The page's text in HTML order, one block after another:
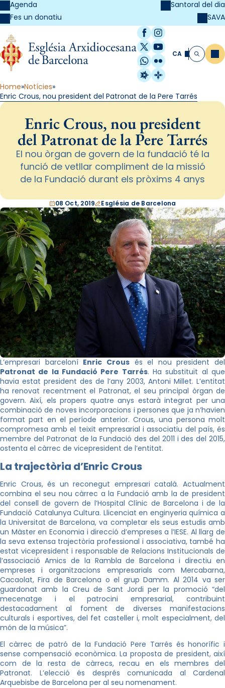
Agenda
Fes un donatiu
Santoral del dia
SAVA
Facebook
Instagram
X / Twitter
YouTube
WhatsApp
Flickr
Radio Estel
Catalunya
CA Cerca
Home Notícies
Enric Crous, nou president del Patronat de la Pere Tarrés
Enric Crous, nou president
del Patronat de la Pere Tarrés
El nou òrgan de govern de la fundació té la
funció de vetllar compliment de la missió
de la Fundació durant els pròxims 4 anys
08 Oct, 2019 Església de Barcelona
L’empresari barceloní Enric Crousés el nou president del
Patronat de la Fundació Pere Tarrés. Ha substituït al que
havia estat president des de l’any 2003, Antoni Millet. L’entitat
ha renovat recentment el Patronat, el seu principal òrgan de
govern. Així, els propers quatre anys estarà integrat per una
combinació de noves incorporacions i persones que ja n’havien
format part en el període anterior. Crous, una persona molt
compromesa amb el teixit empresarial i associatiu del país, és
membre del Patronat de la Fundació des del 2011 i des del 2015,
ostenta el càrrec de vicepresident de l’entitat.
La trajectòria d’Enric Crous
Enric Crous, és un reconegut empresari català. Actualment
combina el seu nou càrrec a la Fundació amb la de president
del consell de govern de l’Hospital Clínic de Barcelona i de la
Fundació Catalunya Cultura. Llicenciat en enginyeria química a
la Universitat de Barcelona, va completar els seus estudis amb
un Màster en Economia i direcció d’empreses a l’IESE. Al llarg de
la seva extensa trajectòria professional i associativa, també ha
estat vicepresident i responsable de Relacions Institucionals de
l’associació Amics de la Rambla de Barcelona i directiu en
empreses i organitzacions empresarials com Mercabarna,
Cacaolat, Fira de Barcelona o el grup Damm. Al 2014 va ser
guardonat amb la Creu de Sant Jordi per la promoció “del
mecenatge i el patrocini empresarial, contribuint
destacadament al foment de diverses manifestacions
culturals i esportives, del fet casteller i, molt especialment, del
món de la música”.
El càrrec de patró de la Fundació Pere Tarrés és honorífic i
sense compensació econòmica. La proposta de president, així
com de la resta de càrrecs, recau en els membres del
Patronat. L’elecció és després comunicada al Cardenal
Arquebisbe de Barcelona per al seu nomenament.